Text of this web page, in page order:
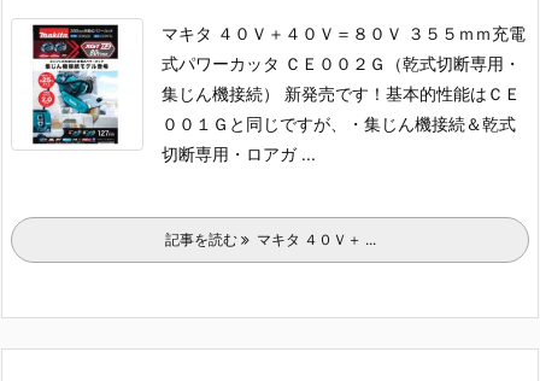
マキタ ４０Ｖ＋４０Ｖ＝８０Ｖ ３５５ｍｍ充電
式パワーカッタ ＣＥ００２Ｇ（乾式切断専用・
集じん機接続） 新発売です！ 基本的性能はＣＥ
００１Ｇと同じですが、
・集じん機接続＆乾式
切断専用 ・ロアガ ...
記事を読む マキタ ４０Ｖ＋ ...